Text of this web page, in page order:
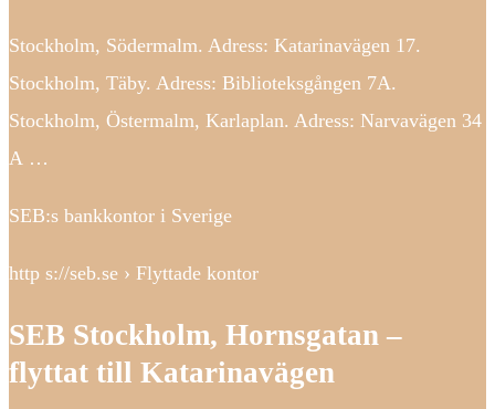
Stockholm, Södermalm⁠. Adress: Katarinavägen 17.
Stockholm, Täby⁠. Adress: Biblioteksgången 7A.
Stockholm, Östermalm, Karlaplan⁠. Adress: Narvavägen 34
A …
SEB:s bankkontor i Sverige
http s://seb.se › Flyttade kontor
SEB Stockholm, Hornsgatan –
flyttat till Katarinavägen